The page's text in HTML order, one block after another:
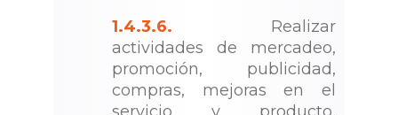
1.4.3.6. Realizar
actividades de mercadeo,
promoción, publicidad,
compras, mejoras en el